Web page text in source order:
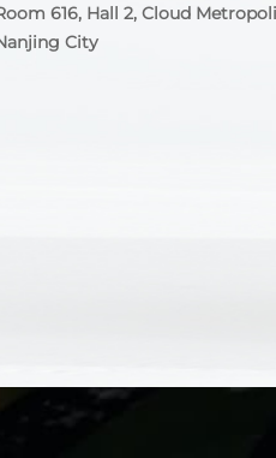
616, Hall 2, Cloud
City